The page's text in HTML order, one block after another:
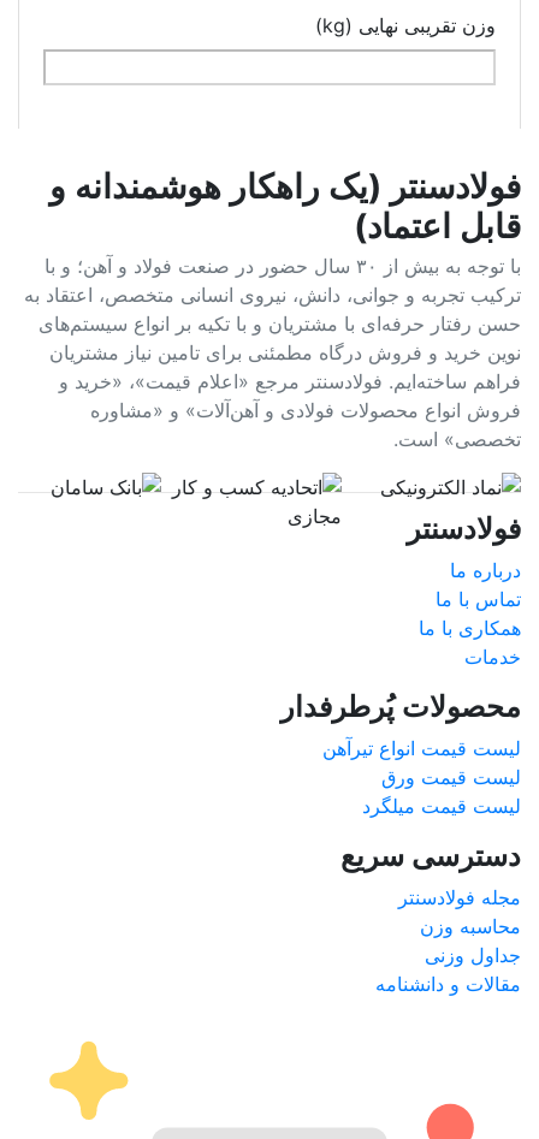
وزن تقریبی نهایی (kg)
فولادسنتر (یک راهکار هوشمندانه و
قابل اعتماد)
با توجه به بیش از ۳۰ سال حضور در صنعت فولاد و آهن؛ و با
ترکیب تجربه و جوانی، دانش، نیروی انسانی متخصص، اعتقاد به
حسن رفتار حرفه‌ای با مشتریان و با تکیه بر انواع سیستم‌های
نوین خرید و فروش درگاه مطمئنی برای تامین نیاز مشتریان
فراهم ساخته‌ایم. فولادسنتر مرجع «اعلام قیمت»، «خرید و
فروش انواع محصولات فولادی و آهن‌آلات» و «مشاوره
تخصصی» است.
فولادسنتر
درباره ما
تماس با ما
همکاری با ما
خدمات
محصولات پُرطرفدار
لیست قیمت انواع تیرآهن
لیست قیمت ورق
لیست قیمت میلگرد
دسترسی سریع
مجله فولادسنتر
محاسبه وزن
جداول وزنی
مقالات و دانشنامه